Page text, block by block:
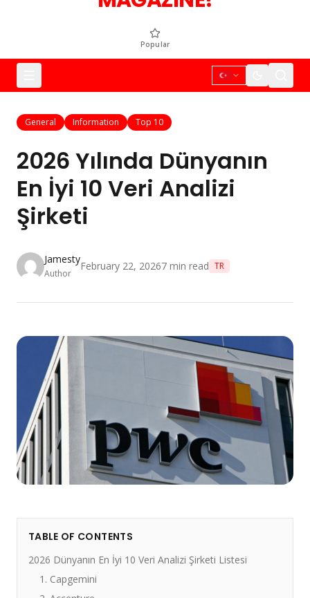
Popular
General Information Top 10
2026 Yılında Dünyanın
En İyi 10 Veri Analizi
Şirketi
Jamesty
Author
February 22, 20267 min read TR
TABLE OF CONTENTS
2026 Dünyanın En İyi 10 Veri Analizi Şirketi Listesi
1. Capgemini